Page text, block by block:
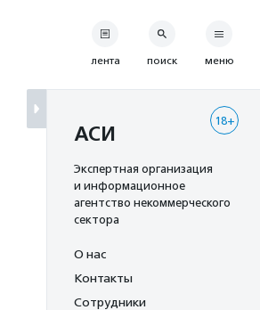
лента поиск меню
18+
АСИ
Экспертная организация
и информационное
агентство некоммерческого
сектора
О нас
Контакты
Сотрудники